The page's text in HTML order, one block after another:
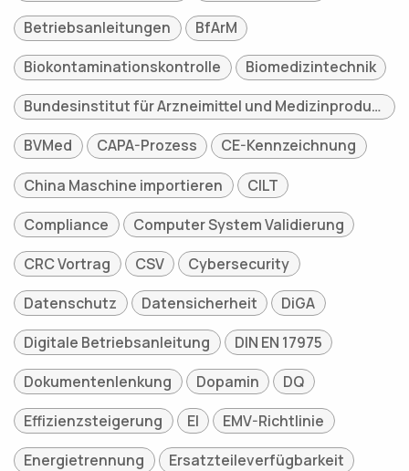
Betriebsanleitungen
BfArM
Biokontaminationskontrolle
Biomedizintechnik
Bundesinstitut für Arzneimittel und Medizinprodukte
BVMed
CAPA-Prozess
CE-Kennzeichnung
China Maschine importieren
CILT
Compliance
Computer System Validierung
CRC Vortrag
CSV
Cybersecurity
Datenschutz
Datensicherheit
DiGA
Digitale Betriebsanleitung
DIN EN 17975
Dokumentenlenkung
Dopamin
DQ
Effizienzsteigerung
EI
EMV-Richtlinie
Energietrennung
Ersatzteileverfügbarkeit